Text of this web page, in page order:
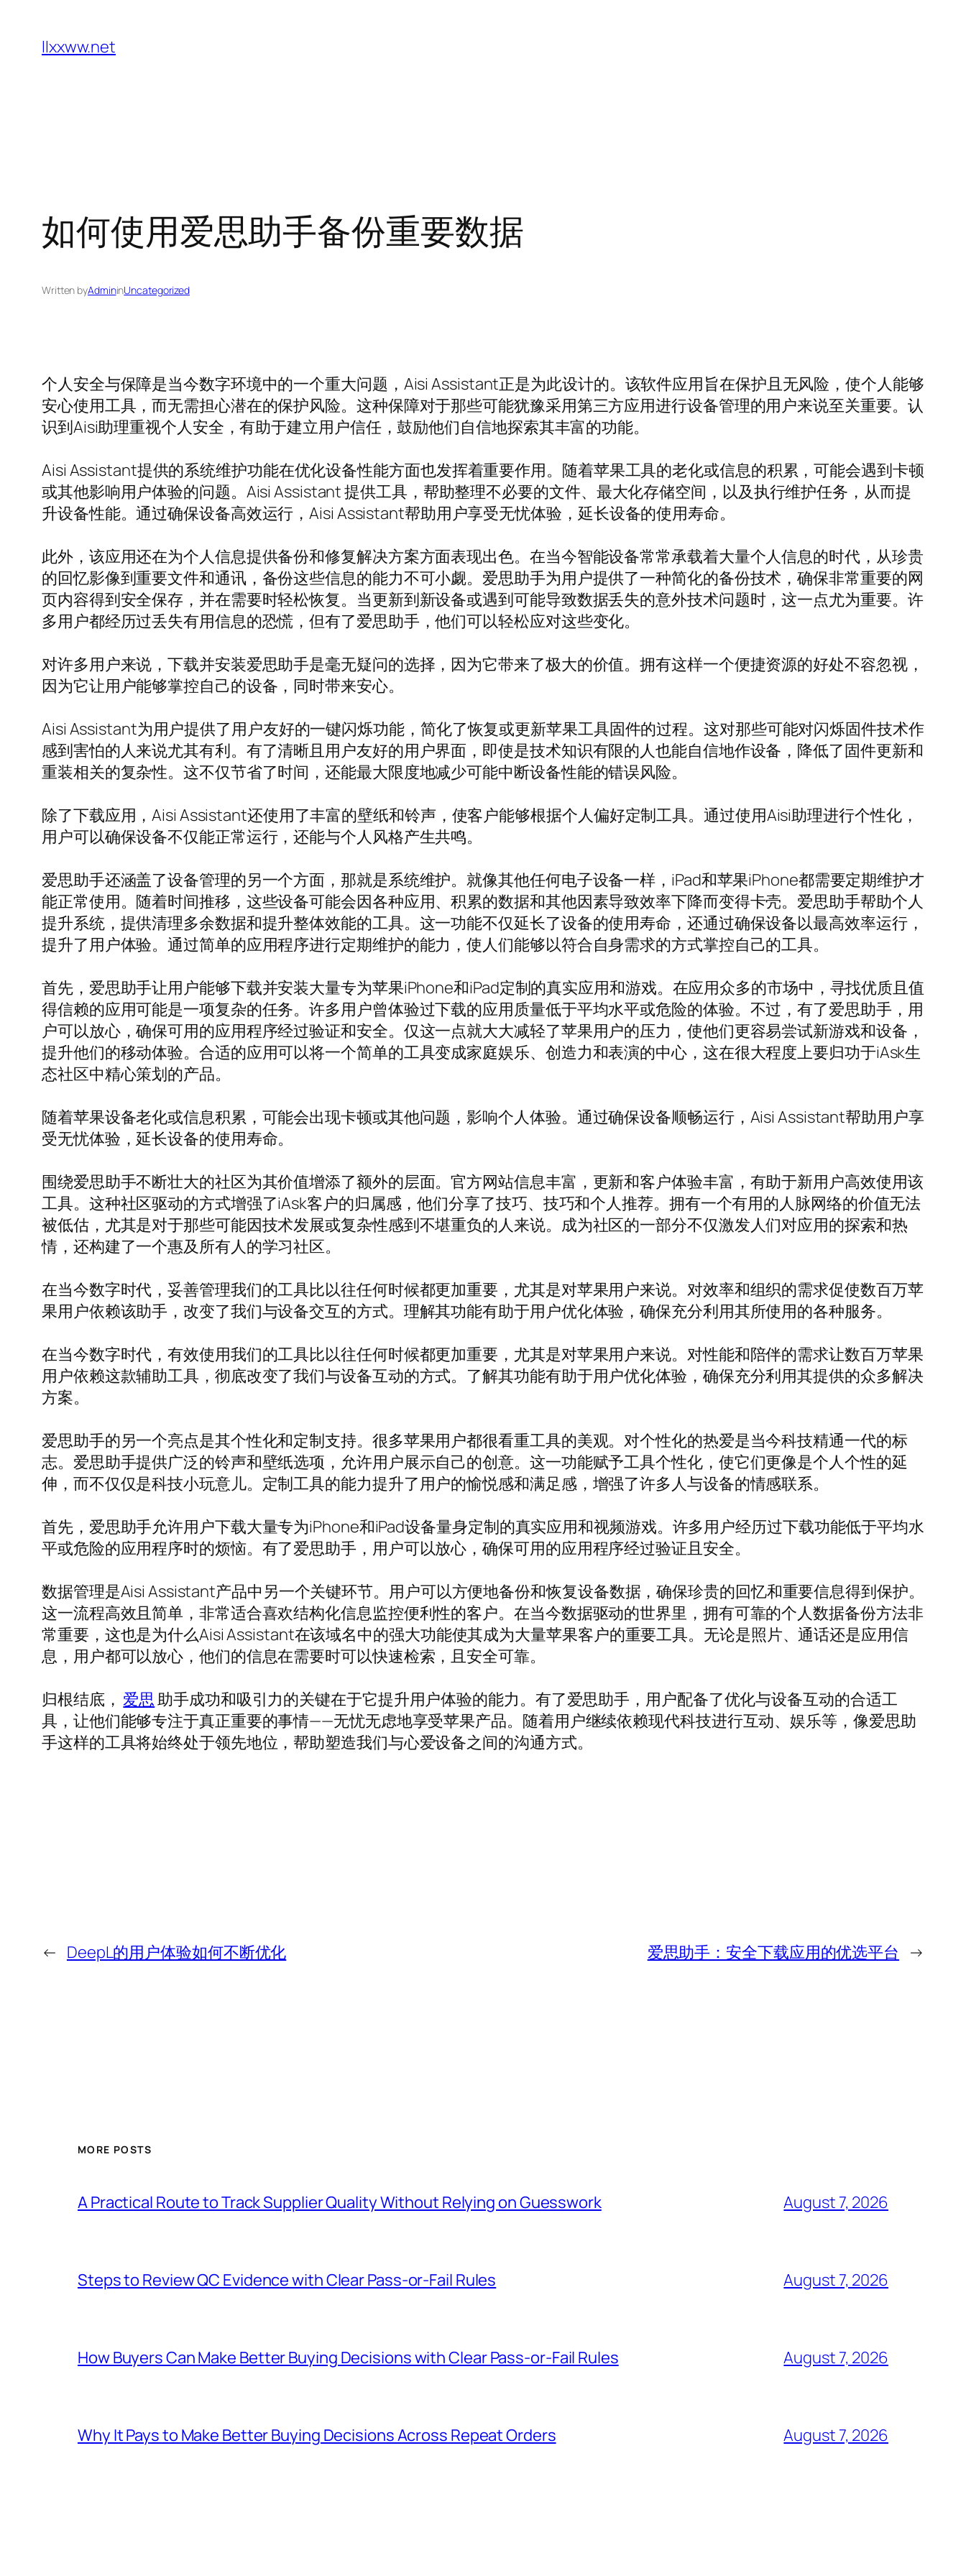
content
llxxww.net
如何使用爱思助手备份重要数据
Written byAdmininUncategorized
个人安全与保障是当今数字环境中的一个重大问题，Aisi Assistant正是为此设计的。该软件应用旨在保护且无风险，使个人能够
安心使用工具，而无需担心潜在的保护风险。这种保障对于那些可能犹豫采用第三方应用进行设备管理的用户来说至关重要。认
识到Aisi助理重视个人安全，有助于建立用户信任，鼓励他们自信地探索其丰富的功能。
Aisi Assistant提供的系统维护功能在优化设备性能方面也发挥着重要作用。随着苹果工具的老化或信息的积累，可能会遇到卡顿
或其他影响用户体验的问题。Aisi Assistant 提供工具，帮助整理不必要的文件、最大化存储空间，以及执行维护任务，从而提
升设备性能。通过确保设备高效运行，Aisi Assistant帮助用户享受无忧体验，延长设备的使用寿命。
此外，该应用还在为个人信息提供备份和修复解决方案方面表现出色。在当今智能设备常常承载着大量个人信息的时代，从珍贵
的回忆影像到重要文件和通讯，备份这些信息的能力不可小觑。爱思助手为用户提供了一种简化的备份技术，确保非常重要的网
页内容得到安全保存，并在需要时轻松恢复。当更新到新设备或遇到可能导致数据丢失的意外技术问题时，这一点尤为重要。许
多用户都经历过丢失有用信息的恐慌，但有了爱思助手，他们可以轻松应对这些变化。
对许多用户来说，下载并安装爱思助手是毫无疑问的选择，因为它带来了极大的价值。拥有这样一个便捷资源的好处不容忽视，
因为它让用户能够掌控自己的设备，同时带来安心。
Aisi Assistant为用户提供了用户友好的一键闪烁功能，简化了恢复或更新苹果工具固件的过程。这对那些可能对闪烁固件技术作
感到害怕的人来说尤其有利。有了清晰且用户友好的用户界面，即使是技术知识有限的人也能自信地作设备，降低了固件更新和
重装相关的复杂性。这不仅节省了时间，还能最大限度地减少可能中断设备性能的错误风险。
除了下载应用，Aisi Assistant还使用了丰富的壁纸和铃声，使客户能够根据个人偏好定制工具。通过使用Aisi助理进行个性化，
用户可以确保设备不仅能正常运行，还能与个人风格产生共鸣。
爱思助手还涵盖了设备管理的另一个方面，那就是系统维护。就像其他任何电子设备一样，iPad和苹果iPhone都需要定期维护才
能正常使用。随着时间推移，这些设备可能会因各种应用、积累的数据和其他因素导致效率下降而变得卡壳。爱思助手帮助个人
提升系统，提供清理多余数据和提升整体效能的工具。这一功能不仅延长了设备的使用寿命，还通过确保设备以最高效率运行，
提升了用户体验。通过简单的应用程序进行定期维护的能力，使人们能够以符合自身需求的方式掌控自己的工具。
首先，爱思助手让用户能够下载并安装大量专为苹果iPhone和iPad定制的真实应用和游戏。在应用众多的市场中，寻找优质且值
得信赖的应用可能是一项复杂的任务。许多用户曾体验过下载的应用质量低于平均水平或危险的体验。不过，有了爱思助手，用
户可以放心，确保可用的应用程序经过验证和安全。仅这一点就大大减轻了苹果用户的压力，使他们更容易尝试新游戏和设备，
提升他们的移动体验。合适的应用可以将一个简单的工具变成家庭娱乐、创造力和表演的中心，这在很大程度上要归功于iAsk生
态社区中精心策划的产品。
随着苹果设备老化或信息积累，可能会出现卡顿或其他问题，影响个人体验。通过确保设备顺畅运行，Aisi Assistant帮助用户享
受无忧体验，延长设备的使用寿命。
围绕爱思助手不断壮大的社区为其价值增添了额外的层面。官方网站信息丰富，更新和客户体验丰富，有助于新用户高效使用该
工具。这种社区驱动的方式增强了iAsk客户的归属感，他们分享了技巧、技巧和个人推荐。拥有一个有用的人脉网络的价值无法
被低估，尤其是对于那些可能因技术发展或复杂性感到不堪重负的人来说。成为社区的一部分不仅激发人们对应用的探索和热
情，还构建了一个惠及所有人的学习社区。
在当今数字时代，妥善管理我们的工具比以往任何时候都更加重要，尤其是对苹果用户来说。对效率和组织的需求促使数百万苹
果用户依赖该助手，改变了我们与设备交互的方式。理解其功能有助于用户优化体验，确保充分利用其所使用的各种服务。
在当今数字时代，有效使用我们的工具比以往任何时候都更加重要，尤其是对苹果用户来说。对性能和陪伴的需求让数百万苹果
用户依赖这款辅助工具，彻底改变了我们与设备互动的方式。了解其功能有助于用户优化体验，确保充分利用其提供的众多解决
方案。
爱思助手的另一个亮点是其个性化和定制支持。很多苹果用户都很看重工具的美观。对个性化的热爱是当今科技精通一代的标
志。爱思助手提供广泛的铃声和壁纸选项，允许用户展示自己的创意。这一功能赋予工具个性化，使它们更像是个人个性的延
伸，而不仅仅是科技小玩意儿。定制工具的能力提升了用户的愉悦感和满足感，增强了许多人与设备的情感联系。
首先，爱思助手允许用户下载大量专为iPhone和iPad设备量身定制的真实应用和视频游戏。许多用户经历过下载功能低于平均水
平或危险的应用程序时的烦恼。有了爱思助手，用户可以放心，确保可用的应用程序经过验证且安全。
数据管理是Aisi Assistant产品中另一个关键环节。用户可以方便地备份和恢复设备数据，确保珍贵的回忆和重要信息得到保护。
这一流程高效且简单，非常适合喜欢结构化信息监控便利性的客户。在当今数据驱动的世界里，拥有可靠的个人数据备份方法非
常重要，这也是为什么Aisi Assistant在该域名中的强大功能使其成为大量苹果客户的重要工具。无论是照片、通话还是应用信
息，用户都可以放心，他们的信息在需要时可以快速检索，且安全可靠。
归根结底，爱思助手成功和吸引力的关键在于它提升用户体验的能力。有了爱思助手，用户配备了优化与设备互动的合适工
具，让他们能够专注于真正重要的事情——无忧无虑地享受苹果产品。随着用户继续依赖现代科技进行互动、娱乐等，像爱思助
手这样的工具将始终处于领先地位，帮助塑造我们与心爱设备之间的沟通方式。
← DeepL的用户体验如何不断优化 爱思助手：安全下载应用的优选平台 →
MORE POSTS
A Practical Route to Track Supplier Quality Without Relying on Guesswork August 7, 2026
Steps to Review QC Evidence with Clear Pass-or-Fail Rules August 7, 2026
How Buyers Can Make Better Buying Decisions with Clear Pass-or-Fail Rules August 7, 2026
Why It Pays to Make Better Buying Decisions Across Repeat Orders August 7, 2026